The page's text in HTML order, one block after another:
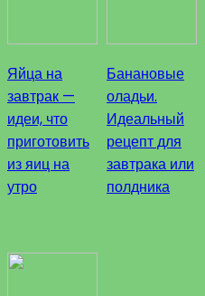
Яйца на
завтрак —
идеи, что
приготовить
из яиц на
утро
Банановые
оладьи.
Идеальный
рецепт для
завтрака или
полдника